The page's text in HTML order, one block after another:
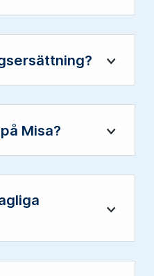
Öppna
Misa? Öppna
Öppna